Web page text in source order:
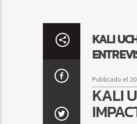
KALI
Publicado el
KALI